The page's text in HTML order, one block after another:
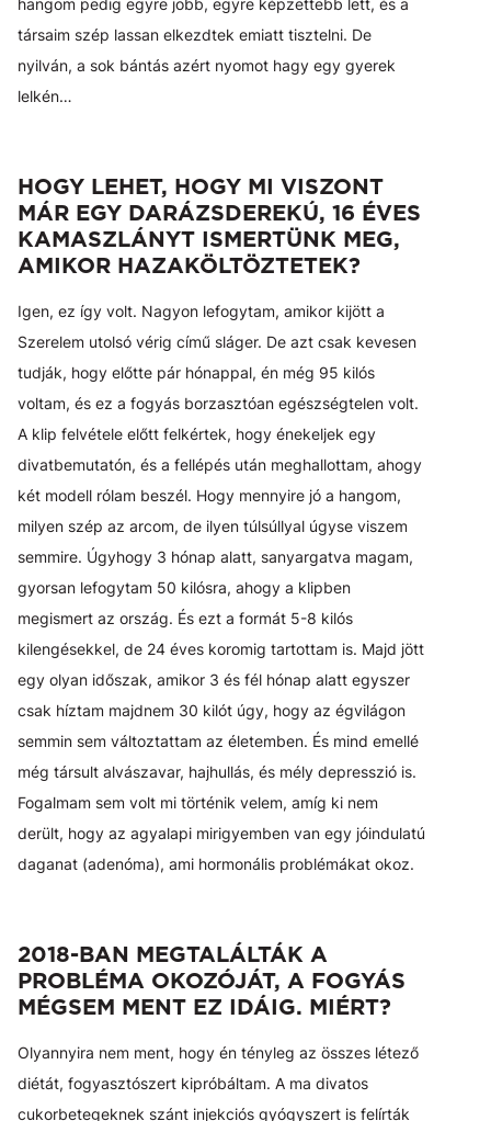
társaim szép lassan elkezdtek emiatt tisztelni. De
nyilván, a sok bántás azért nyomot hagy egy gyerek
lelkén…
HOGY LEHET, HOGY MI VISZONT
MÁR EGY DARÁZSDEREKÚ, 16 ÉVES
KAMASZLÁNYT ISMERTÜNK MEG,
AMIKOR HAZAKÖLTÖZTETEK?
Igen, ez így volt. Nagyon lefogytam, amikor kijött a
Szerelem utolsó vérig című sláger. De azt csak kevesen
tudják, hogy előtte pár hónappal, én még 95 kilós
voltam, és ez a fogyás borzasztóan egészségtelen volt.
A klip felvétele előtt felkértek, hogy énekeljek egy
divatbemutatón, és a fellépés után meghallottam, ahogy
két modell rólam beszél. Hogy mennyire jó a hangom,
milyen szép az arcom, de ilyen túlsúllyal úgyse viszem
semmire. Úgyhogy 3 hónap alatt, sanyargatva magam,
gyorsan lefogytam 50 kilósra, ahogy a klipben
megismert az ország. És ezt a formát 5-8 kilós
kilengésekkel, de 24 éves koromig tartottam is. Majd jött
egy olyan időszak, amikor 3 és fél hónap alatt egyszer
csak híztam majdnem 30 kilót úgy, hogy az égvilágon
semmin sem változtattam az életemben. És mind emellé
még társult alvászavar, hajhullás, és mély depresszió is.
Fogalmam sem volt mi történik velem, amíg ki nem
derült, hogy az agyalapi mirigyemben van egy jóindulatú
daganat (adenóma), ami hormonális problémákat okoz.
2018-BAN MEGTALÁLTÁK A
PROBLÉMA OKOZÓJÁT, A FOGYÁS
MÉGSEM MENT EZ IDÁIG. MIÉRT?
Olyannyira nem ment, hogy én tényleg az összes létező
diétát, fogyasztószert kipróbáltam. A ma divatos
cukorbetegeknek szánt injekciós gyógyszert is felírták